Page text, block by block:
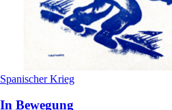
Spanischer Krieg
In Bewegung